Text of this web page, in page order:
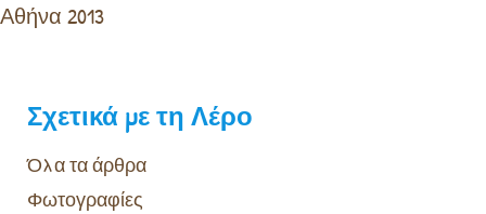
Αθήνα 2013
Σχετικά με τη Λέρο
Όλα τα άρθρα
Φωτογραφίες